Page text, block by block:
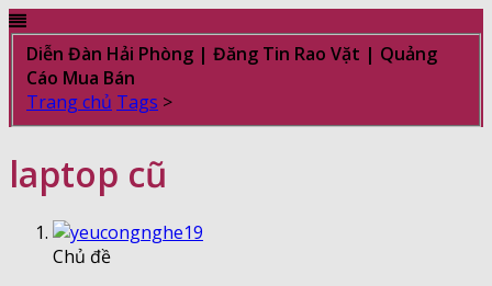
Diễn Đàn Hải Phòng | Đăng Tin Rao Vặt | Quảng
Cáo Mua Bán
Trang chủ Tags >
laptop cũ
Chủ đề